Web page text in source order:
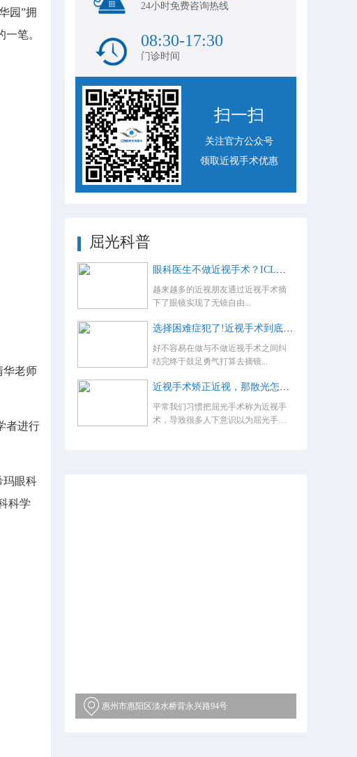
园”拥
笔。
老师
者进行
眼科
科学
24小时免费咨询热线
08:30-17:30
门诊时间
扫一扫
关注官方公众号
领取近视手术优惠
屈光科普
眼科医生不做近视手术？ICL比激光手术好？这些近视手术谣言，别再信了！
越来越多的近视朋友通过近视手术摘
下了眼镜实现了无镜自由...
选择困难症犯了!近视手术到底怎么选？
好不容易在做与不做近视手术之间纠
结完终于鼓足勇气打算去摘镜...
近视手术矫正近视，那散光怎么办，术后还要戴眼镜吗？
平常我们习惯把屈光手术称为近视手
术，导致很多人下意识以为屈光手术
惠州市惠阳区淡水桥背永兴路94号